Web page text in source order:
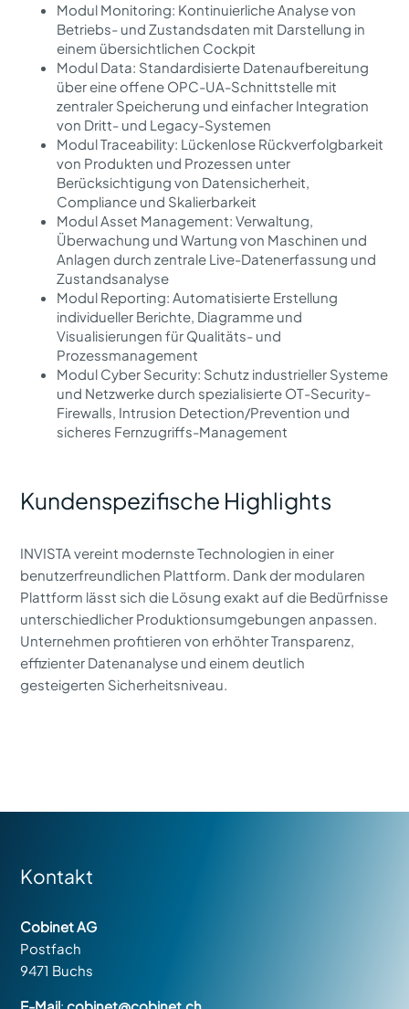
Modul Monitoring: Kontinuierliche Analyse von
Betriebs- und Zustandsdaten mit Darstellung in
einem übersichtlichen Cockpit
Modul Data: Standardisierte Datenaufbereitung
über eine offene OPC-UA-Schnittstelle mit
zentraler Speicherung und einfacher Integration
von Dritt- und Legacy-Systemen
Modul Traceability: Lückenlose Rückverfolgbarkeit
von Produkten und Prozessen unter
Berücksichtigung von Datensicherheit,
Compliance und Skalierbarkeit
Modul Asset Management: Verwaltung,
Überwachung und Wartung von Maschinen und
Anlagen durch zentrale Live-Datenerfassung und
Zustandsanalyse
Modul Reporting: Automatisierte Erstellung
individueller Berichte, Diagramme und
Visualisierungen für Qualitäts- und
Prozessmanagement
Modul Cyber Security: Schutz industrieller Systeme
und Netzwerke durch spezialisierte OT-Security-
Firewalls, Intrusion Detection/Prevention und
sicheres Fernzugriffs-Management
Kundenspezifische Highlights
INVISTA vereint modernste Technologien in einer
benutzerfreundlichen Plattform. Dank der modularen
Plattform lässt sich die Lösung exakt auf die Bedürfnisse
unterschiedlicher Produktionsumgebungen anpassen.
Unternehmen profitieren von erhöhter Transparenz,
effizienter Datenanalyse und einem deutlich
gesteigerten Sicherheitsniveau.
Kontakt
Cobinet AG
Postfach
9471 Buchs